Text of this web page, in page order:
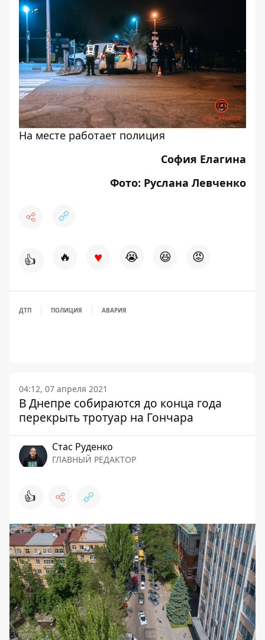
На месте работает полиция
София Елагина
Фото: Руслана Левченко
👍 🔥 ♥ 😭 😆 😡
ДТП ПОЛИЦИЯ АВАРИЯ
04:12, 07 апреля 2021
В Днепре собираются до конца года
перекрыть тротуар на Гончара
Стаc Руденко
ГЛАВНЫЙ РЕДАКТОР
👍